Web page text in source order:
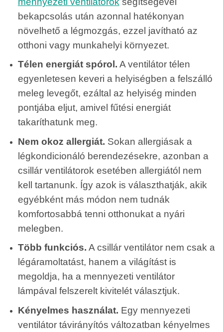
bekapcsolás után azonnal hatékonyan
növelhető a légmozgás, ezzel javítható az
otthoni vagy munkahelyi környezet.
Télen energiát spórol. A ventilátor télen
egyenletesen keveri a helyiségben a felszálló
meleg levegőt, ezáltal az helyiség minden
pontjába eljut, amivel fűtési energiát
takaríthatunk meg.
Nem okoz allergiát. Sokan allergiásak a
légkondicionáló berendezésekre, azonban a
csillár ventilátorok esetében allergiától nem
kell tartanunk. Így azok is választhatják, akik
egyébként más módon nem tudnák
komfortosabbá tenni otthonukat a nyári
melegben.
Több funkciós. A csillár ventilátor nem csak a
légáramoltatást, hanem a világítást is
megoldja, ha a mennyezeti ventilátor
lámpával felszerelt kivitelét választjuk.
Kényelmes használat. Egy mennyezeti
ventilátor távirányítós változatban kényelmes